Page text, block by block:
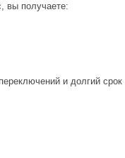
вы получаете:
и долгий